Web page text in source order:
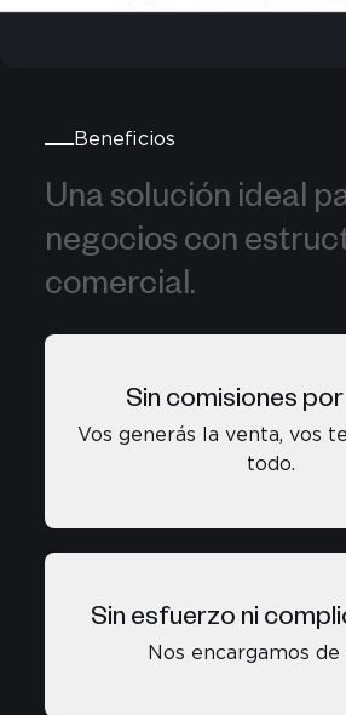
Beneficios
Una solución ideal
Una solución ideal
negocios con
comercial.
Sin comisiones
Vos generás la venta, vos
todo.
Sin esfuerzo ni
Nos encargamos de